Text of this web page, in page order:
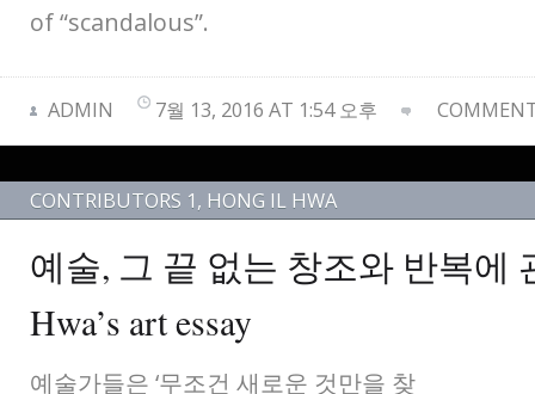
of “scandalous”.
ADMIN 7월 13, 2016 AT 1:54 오후
CONTRIBUTORS 1, HONG IL HWA
예술, 그 끝 없는 창조와 반복에
Hwa’s art essay
예술가들은 ‘무조건 새로운 것만을 찾